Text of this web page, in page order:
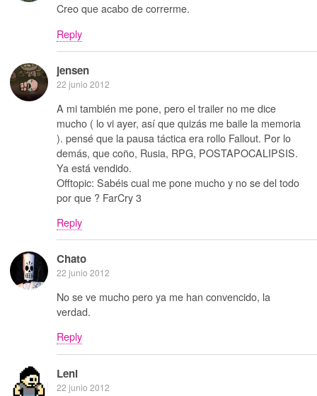
Creo que acabo de correrme.
Reply
jensen
22 junio 2012
A mi también me pone, pero el trailer no me dice
mucho ( lo vi ayer, así que quizás me baile la memoria
). pensé que la pausa táctica era rollo Fallout. Por lo
demás, que coño, Rusia, RPG, POSTAPOCALIPSIS.
Ya está vendido.
Offtopic: Sabéis cual me pone mucho y no se del todo
por que ? FarCry 3
Reply
Chato
22 junio 2012
No se ve mucho pero ya me han convencido, la
verdad.
Reply
Leni
22 junio 2012